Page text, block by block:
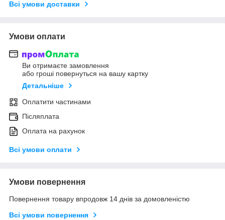
Всі умови доставки
Умови оплати
Ви отримаєте замовлення
або гроші повернуться на вашу картку
Детальніше
Оплатити частинами
Післяплата
Оплата на рахунок
Всі умови оплати
Умови повернення
Повернення товару впродовж 14 днів за домовленістю
Всі умови повернення